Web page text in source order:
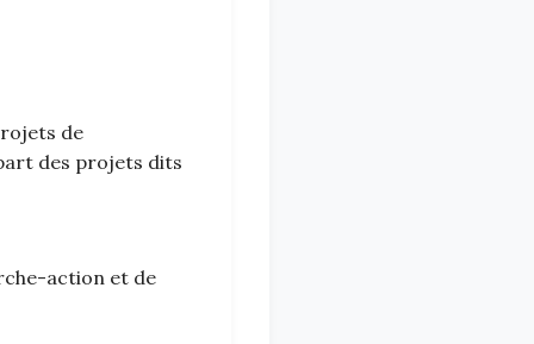
de
des projets dits
action et de